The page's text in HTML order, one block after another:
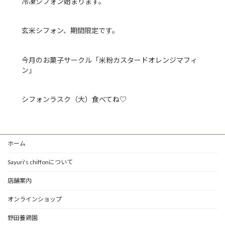
玄米シフォン、期間限定です。
今月のお菓子サークル「米粉カスタードオレンジマフィ
ン」
シフォンラスク（大）食べてね♡
ホーム
Sayuri's chiffonについて
店舗案内
オンラインショップ
野田養鶏園